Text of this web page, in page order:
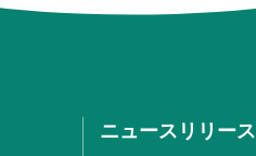
ニュースリリース